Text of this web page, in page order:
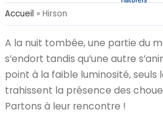
Accueil » Hirson
A la nuit tombée, une partie du
s’endort tandis qu’une autre
point à la faible luminosité, seuls
trahissent la présence des
Partons à leur rencontre !